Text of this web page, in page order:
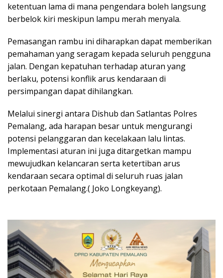
ketentuan lama di mana pengendara boleh langsung
berbelok kiri meskipun lampu merah menyala.
Pemasangan rambu ini diharapkan dapat memberikan
pemahaman yang seragam kepada seluruh pengguna
jalan. Dengan kepatuhan terhadap aturan yang
berlaku, potensi konflik arus kendaraan di
persimpangan dapat dihilangkan.
Melalui sinergi antara Dishub dan Satlantas Polres
Pemalang, ada harapan besar untuk mengurangi
potensi pelanggaran dan kecelakaan lalu lintas.
Implementasi aturan ini juga ditargetkan mampu
mewujudkan kelancaran serta ketertiban arus
kendaraan secara optimal di seluruh ruas jalan
perkotaan Pemalang.( Joko Longkeyang).